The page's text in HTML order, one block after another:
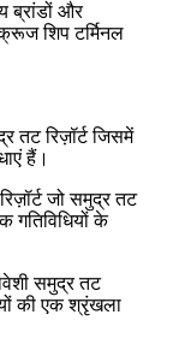
ब्रांडों और
शिप टर्मिनल
तट रिज़ॉर्ट जिसमें
हैं।
जो समुद्र तट
गतिविधियों के
समुद्र तट
की एक श्रृंखला